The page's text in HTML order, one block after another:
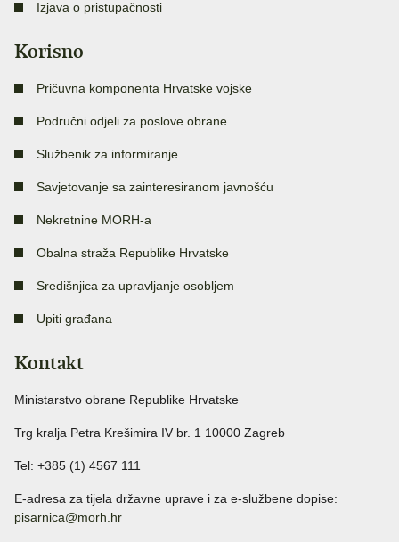
Izjava o pristupačnosti
Korisno
Pričuvna komponenta Hrvatske vojske
Područni odjeli za poslove obrane
Službenik za informiranje
Savjetovanje sa zainteresiranom javnošću
Nekretnine MORH-a
Obalna straža Republike Hrvatske
Središnjica za upravljanje osobljem
Upiti građana
Kontakt
Ministarstvo obrane Republike Hrvatske
Trg kralja Petra Krešimira IV br. 1 10000 Zagreb
Tel: +385 (1) 4567 111
E-adresa za tijela državne uprave i za e-službene dopise:
pisarnica@morh.hr